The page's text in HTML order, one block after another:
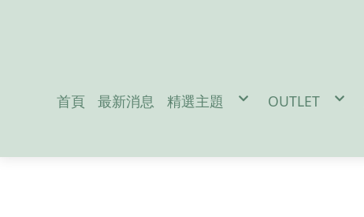
首頁 最新消息 精選主題
聖誕交換禮物
OUTLET